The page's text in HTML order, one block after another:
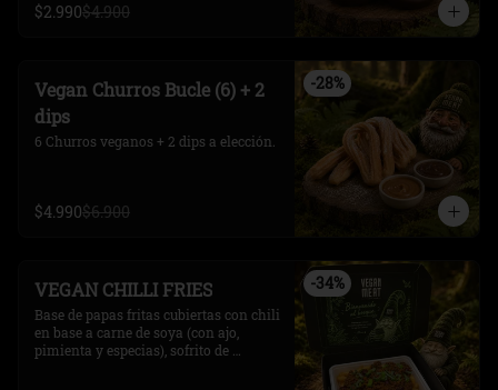
$2.990$4.900
-28%
Vegan Churros Bucle (6) + 2
dips
6 Churros veganos + 2 dips a elección.
$4.990$6.900
-34%
VEGAN CHILLI FRIES
Base de papas fritas cubiertas con chili
en base a carne de soya (con ajo,
pimienta y especias), sofrito de